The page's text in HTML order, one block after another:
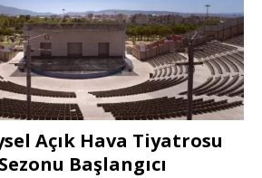
Açık Hava Tiyatrosu
Başlangıcı